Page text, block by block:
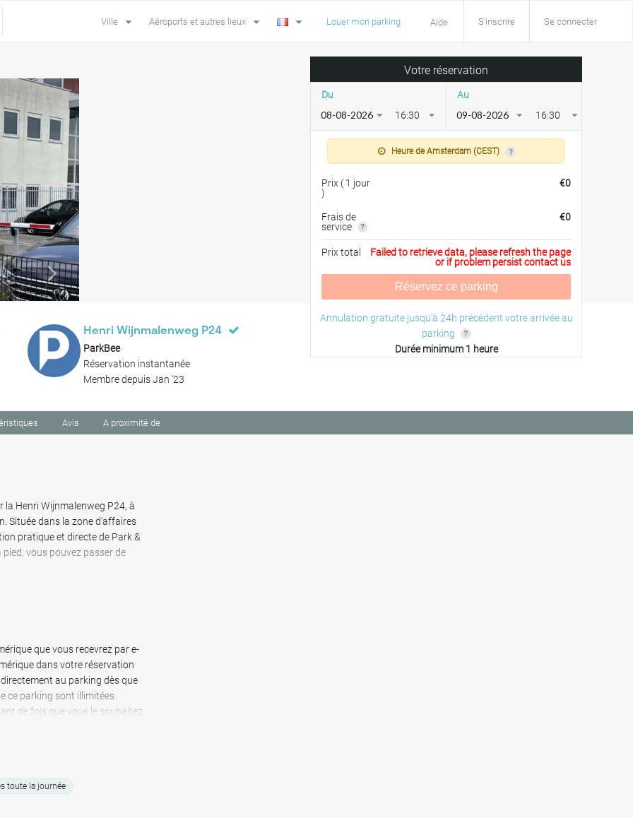
Louer mon parking Aide S'inscrire Se connecter
Ville Aéroports et autres lieux
Henri Wijnmalenweg P24
ParkBee
Réservation instantanée
Membre depuis Jan '23
Votre réservation
Du
16:30
Au
16:30
Heure de Amsterdam (CEST)
Prix (1 jour
)
€0
Frais de
service
€0
Prix total
Failed to retrieve data, please refresh the page
or if problem persist contact us
Réservez ce parking
Annulation gratuite jusqu'à 24h précédent votre arrivée au
parking
Durée minimum 1 heure
Avis A proximité de
Henri Wijnmalenweg P24, à
Située dans la zone d'affaires
pratique et directe de Park &
vous pouvez passer de
et sans tracas aux options de
un itinéraire de marche directe
voyage.
à l'avance via Mobypark.
Airport vous offre la
réservation en ligne sécurisée.
que vous recevrez par e-
dans votre réservation
au parking dès que
ce parking sont illimitées
de fois que vous le souhaitez.
toute la journée